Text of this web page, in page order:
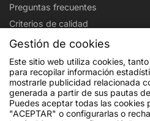
Gestión de cookies
Este sitio web utiliza cookies,
para recopilar información
mostrarle publicidad relacionada
generada a partir de sus pautas
Puedes aceptar todas las cookies
"ACEPTAR" o configurarlas o
Preguntas frecuentes
Criterios de calidad
Categorías productos
Aviso legal
Politica de cookies